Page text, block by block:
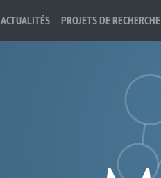
ACTUALITÉS PROJETS DE RECHERCHE